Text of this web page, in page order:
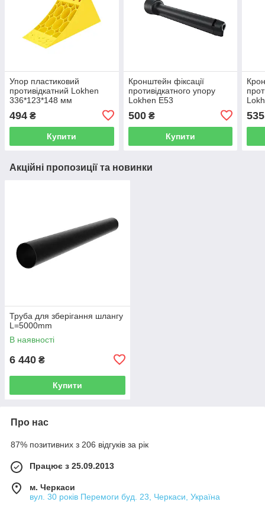
Упор пластиковий
противідкатний Lokhen
336*123*148 мм
494 ₴
Купити
Кронштейн фіксації
противідкатного упору
Lokhen Е53
500₴
Купити
535
Акційні пропозиції та новинки
Труба для зберігання шлангу
L=5000mm
В наявності
6 440 ₴
Купити
Про нас
87% позитивних з 206 відгуків за рік
Працює з 25.09.2013
м. Черкаси
вул. 30 років Перемоги буд. 23, Черкаси, Україна